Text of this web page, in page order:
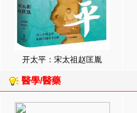
开太平：宋太祖赵匡胤
醫學/醫藥